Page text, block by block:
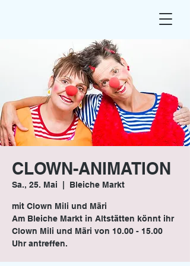
CLOWN-ANIMATION
Sa., 25. Mai Bleiche Markt
mit Clown Mili und Märi
Am Bleiche Markt in Altstätten könnt ihr
Clown Mili und Märi von 10.00 - 15.00
Uhr antreffen.